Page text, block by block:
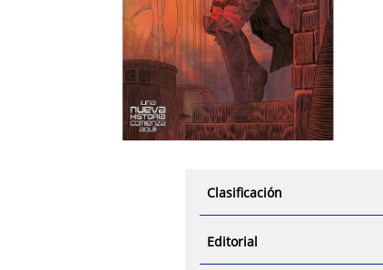
Clasificación
Editorial